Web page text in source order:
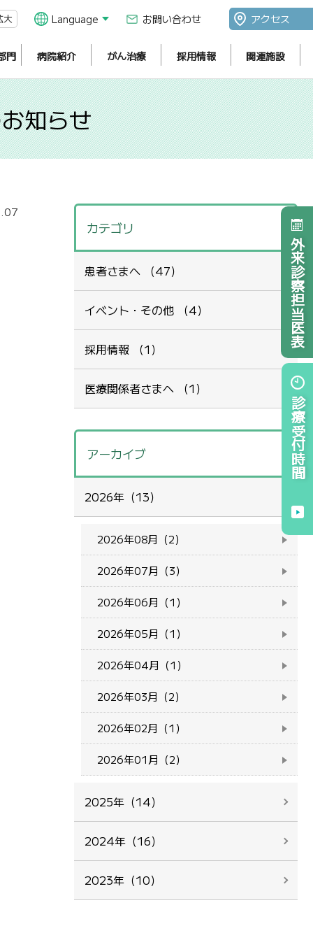
外来診察担当医表
診療受付時間
大 Language お問い合わせ アクセス
門 病院紹介 がん治療 採用情報 関連施設
知らせ
カテゴリ
患者さまへ （47）
イベント・その他 （4）
採用情報 （1）
医療関係者さまへ （1）
アーカイブ
2026年（13）
2026年08月（2）
2026年07月（3）
2026年06月（1）
2026年05月（1）
2026年04月（1）
2026年03月（2）
2026年02月（1）
2026年01月（2）
2025年（14）
2024年（16）
2023年（10）